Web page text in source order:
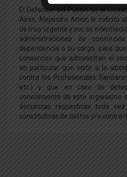
El Defensor del Pueblo de la
Aires, Alejandro Amor, le solicitó
de muy urgente y por su
administraciones de
dependencia a su cargo, para
consorcios que administran el
en particular que inste a la
contra los Profesionales
etc.) y que en caso de
conocimiento de este organismo
denuncias respectivas toda
constitutivas de delitos y/o